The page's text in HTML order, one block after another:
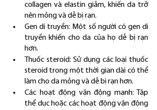
collagen và elastin giảm, khiến da trở
nên mỏng và dễ bị rạn.
Gen di truyền: Một số người có gen di
truyền khiến cho da của họ dễ bị rạn
hơn.
Thuốc steroid: Sử dụng các loại thuốc
steroid trong một thời gian dài có thể
làm cho da mỏng và dễ bị rạn hơn.
Các hoạt động vận động mạnh: Tập
thể dục hoặc các hoạt động vận động